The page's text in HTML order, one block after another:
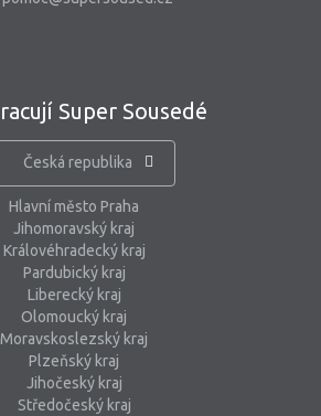
Super Sousedé
Česká republika
Hlavní město Praha
Jihomoravský kraj
Královéhradecký kraj
Pardubický kraj
Liberecký kraj
Olomoucký kraj
Moravskoslezský kraj
Plzeňský kraj
Jihočeský kraj
Středočeský kraj